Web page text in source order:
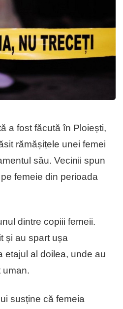
a fost făcută în Ploiești,
rămășițele unei femei
său. Vecinii spun
femeie din perioada
dintre copiii femeii.
și au spart ușa
etajul al doilea, unde au
uman.
susține că femeia